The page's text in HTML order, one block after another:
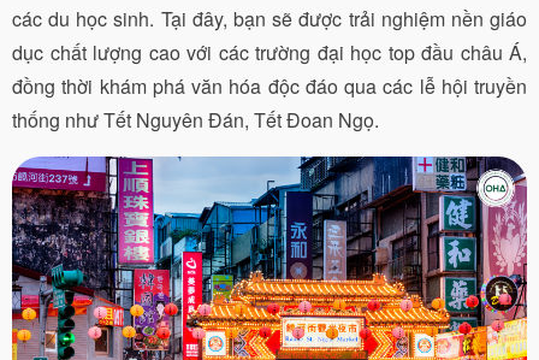
các du học sinh. Tại đây, bạn sẽ được trải nghiệm nền giáo
dục chất lượng cao với các trường đại học top đầu châu Á,
đồng thời khám phá văn hóa độc đáo qua các lễ hội truyền
thống như Tết Nguyên Đán, Tết Đoan Ngọ.